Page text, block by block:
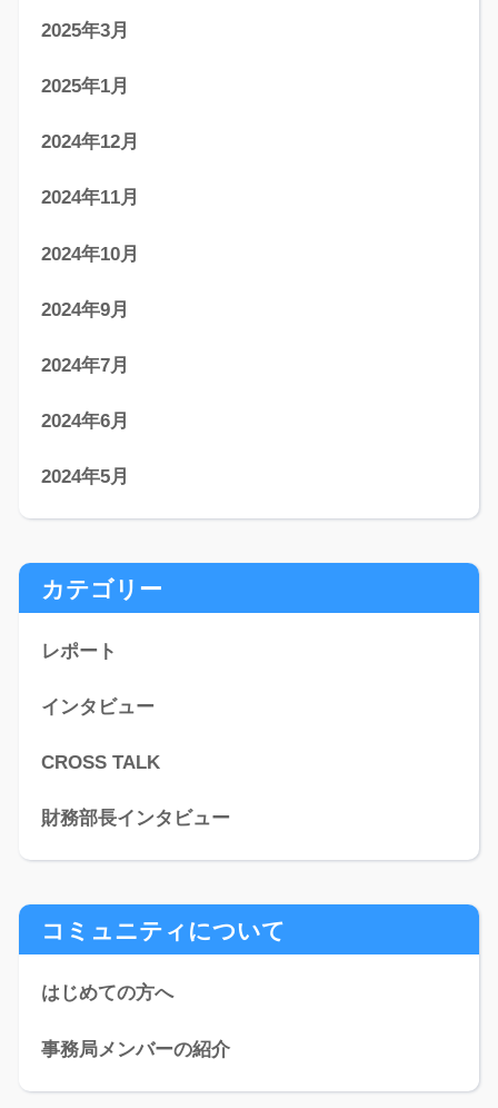
2025年3月
2025年1月
2024年12月
2024年11月
2024年10月
2024年9月
2024年7月
2024年6月
2024年5月
カテゴリー
レポート
インタビュー
CROSS TALK
財務部長インタビュー
コミュニティについて
はじめての方へ
事務局メンバーの紹介